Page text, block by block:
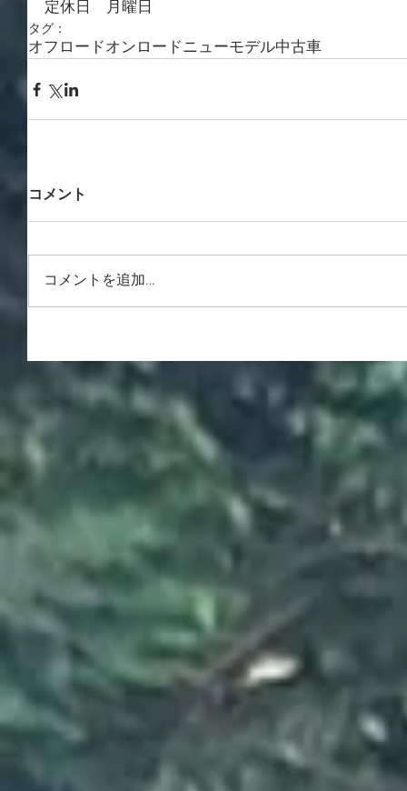
定休日　月曜日
タグ：
オフロードオンロードニューモデル中古車
コメント
コメントを追加…